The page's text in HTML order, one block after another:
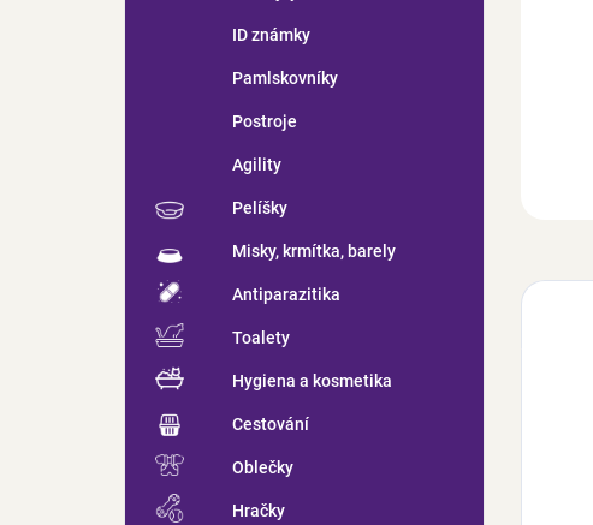
ID známky
Pamlskovníky
Postroje
Agility
Pelíšky
Misky, krmítka, barely
Antiparazitika
Toalety
Hygiena a kosmetika
Cestování
Oblečky
Hračky